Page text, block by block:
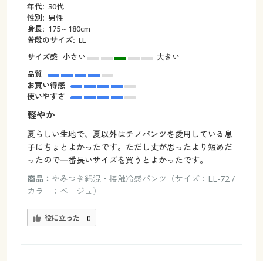
年代: 30代
性別: 男性
身長: 175～180cm
普段のサイズ: LL
サイズ感 小さい
大きい
品質
お買い得感
使いやすさ
軽やか
夏らしい生地で、夏以外はチノパンツを愛用している息
子にちょとよかったです。ただし丈が思ったより短めだ
ったので一番長いサイズを買うとよかったです。
商品： やみつき綿混・接触冷感パンツ（サイズ：LL-72 /
カラー：ベージュ）
役に立った 0